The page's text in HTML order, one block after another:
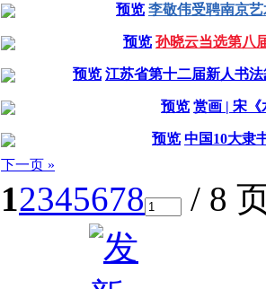
预览 李敬伟受聘南京
预览 孙晓云当选第八
预览 江苏省第十二届新人书
预览 赏画 | 宋《
预览 中国10大隶
下一页 »
12345678 / 8